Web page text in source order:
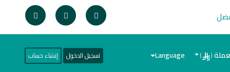
(
)
Language تسجيل الدخول إنشاء حساب